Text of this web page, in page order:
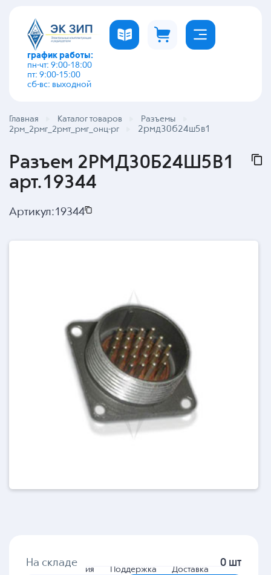
график работы:
пн-чт: 9:00-18:00
пт: 9:00-15:00
сб-вс: выходной
Главная Каталог товаров
Разъемы
2рм_2рмг_2рмт_рмг_онц-рг
2рмд30б24ш5в1
Разъем 2РМД30Б24Ш5В1
арт.19344
Артикул:19344
Гарантия Поддержка Доставка
На складе 0 шт